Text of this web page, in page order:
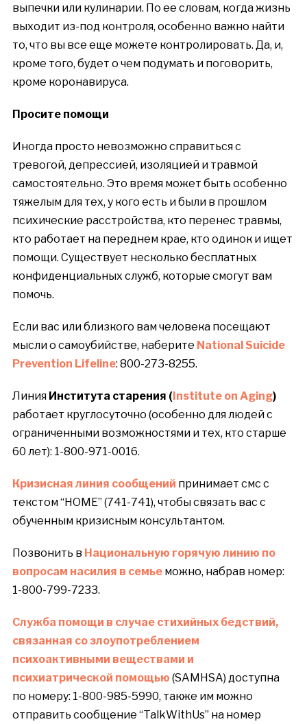
выпечки или кулинарии. По ее словам, когда жизнь
выходит из-под контроля, особенно важно найти
то, что вы все еще можете контролировать. Да, и,
кроме того, будет о чем подумать и поговорить,
кроме коронавируса.
Просите помощи
Иногда просто невозможно справиться с
тревогой, депрессией, изоляцией и травмой
самостоятельно. Это время может быть особенно
тяжелым для тех, у кого есть и были в прошлом
психические расстройства, кто перенес травмы,
кто работает на переднем крае, кто одинок и ищет
помощи. Существует несколько бесплатных
конфиденциальных служб, которые смогут вам
помочь.
Если вас или близкого вам человека посещают
мысли о самоубийстве, наберите National Suicide
Prevention Lifeline: 800-273-8255.
Линия Института старения (Institute on Aging)
работает круглосуточно (особенно для людей с
ограниченными возможностями и тех, кто старше
60 лет): 1-800-971-0016.
Кризисная линия сообщений принимает смс с
текстом “HOME” (741-741), чтобы связать вас с
обученным кризисным консультантом.
Позвонить в Национальную горячую линию по
вопросам насилия в семьеможно, набрав номер:
1-800-799-7233.
Служба помощи в случае стихийных бедствий,
связанная со злоупотреблением
психоактивными веществами и
психиатрической помощью (SAMHSA) доступна
по номеру: 1-800-985-5990, также им можно
отправить сообщение “TalkWithUs” на номер